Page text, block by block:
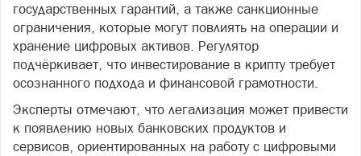
государственных гарантий, а также санкционные
ограничения, которые могут повлиять на операции и
хранение цифровых активов. Регулятор
подчёркивает, что инвестирование в крипту требует
осознанного подхода и финансовой грамотности.
Эксперты отмечают, что легализация может привести
к появлению новых банковских продуктов и
сервисов, ориентированных на работу с цифровыми